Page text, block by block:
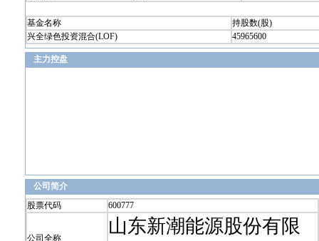
基金名称
持股数(股)
兴全绿色投资混合(LOF)
45965600
主力控盘
公司简介
股票代码
600777
公司全称
山东新潮能源股份有限